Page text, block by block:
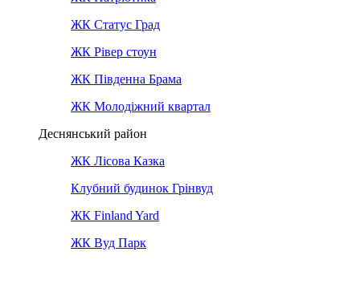
ЖК Статус Град
ЖК Рівер стоун
ЖК Південна Брама
ЖК Молодіжний квартал
Деснянський район
ЖК Лісова Казка
Клубний будинок Грінвуд
ЖК Finland Yard
ЖК Вуд Парк